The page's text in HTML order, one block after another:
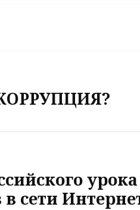
сети